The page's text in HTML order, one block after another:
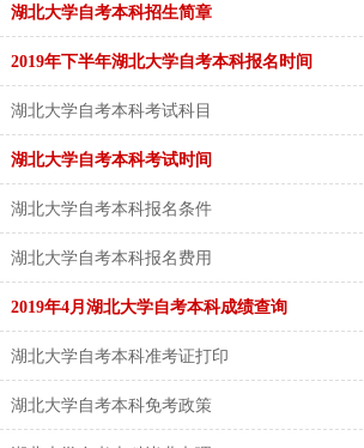
湖北大学自考本科招生简章
2019年下半年湖北大学自考本科报名时间
湖北大学自考本科考试科目
湖北大学自考本科考试时间
湖北大学自考本科报名条件
湖北大学自考本科报名费用
2019年4月湖北大学自考本科成绩查询
湖北大学自考本科准考证打印
湖北大学自考本科免考政策